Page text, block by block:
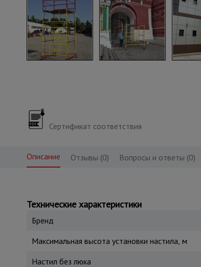
Сертификат соответствия
Описание Отзывы (0) Вопросы и ответы (0)
Технические характеристики
Бренд
Максимальная высота установки настила, м
Настил без люка